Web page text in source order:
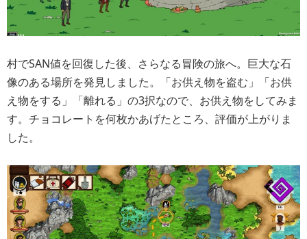
村でSAN値を回復した後、さらなる冒険の旅へ。巨大な石
像のある場所を発見しました。「お供え物を盗む」「お供
え物をする」「離れる」の3択なので、お供え物をしてみま
す。チョコレートを何枚かあげたところ、評価が上がりま
した。